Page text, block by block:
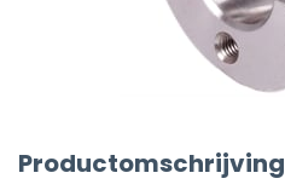
Productomschrijving